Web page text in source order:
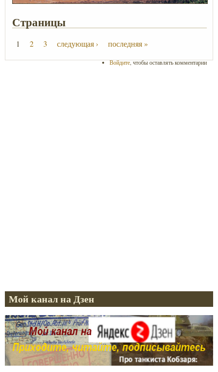
Страницы
1 2 3 следующая › последняя »
Войдите, чтобы оставлять комментарии
Мой канал на Дзен